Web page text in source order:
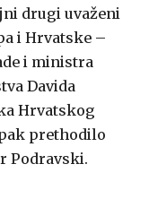
drugi uvaženi
i Hrvatske –
i ministra
Davida
Hrvatskog
prethodilo
Podravski.